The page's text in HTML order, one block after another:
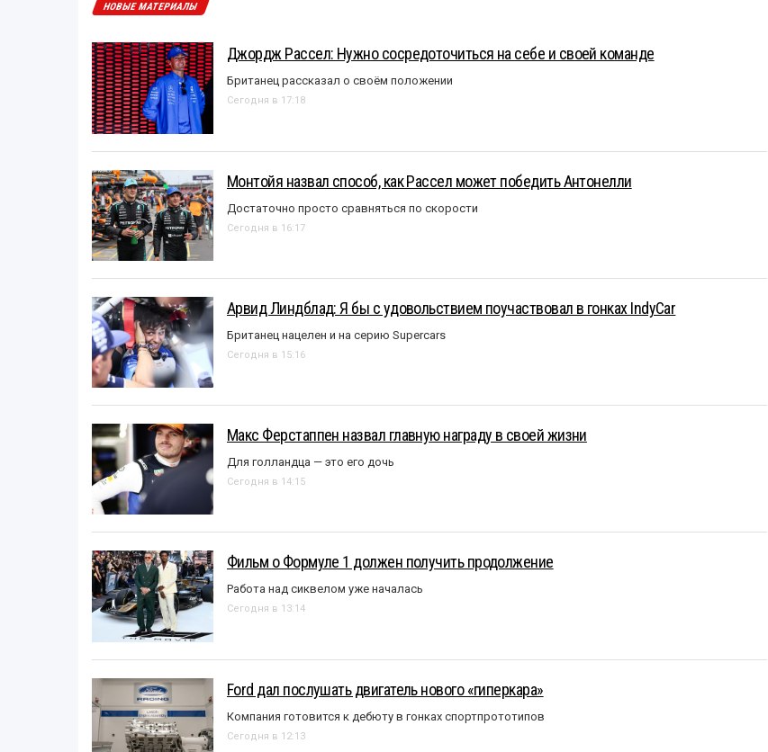
НОВЫЕ МАТЕРИАЛЫ
Джордж Рассел: Нужно сосредоточиться на себе и своей команде
Британец рассказал о своём положении
Сегодня в 17:18
Монтойя назвал способ, как Рассел может победить Антонелли
Достаточно просто сравняться по скорости
Сегодня в 16:17
Арвид Линдблад: Я бы с удовольствием поучаствовал в гонках IndyCar
Британец нацелен и на серию Supercars
Сегодня в 15:16
Макс Ферстаппен назвал главную награду в своей жизни
Для голландца — это его дочь
Сегодня в 14:15
Фильм о Формуле 1 должен получить продолжение
Работа над сиквелом уже началась
Сегодня в 13:14
Ford дал послушать двигатель нового «гиперкара»
Компания готовится к дебюту в гонках спортпрототипов
Сегодня в 12:13